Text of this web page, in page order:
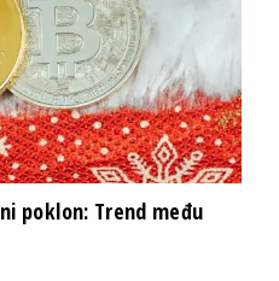
poklon: Trend među